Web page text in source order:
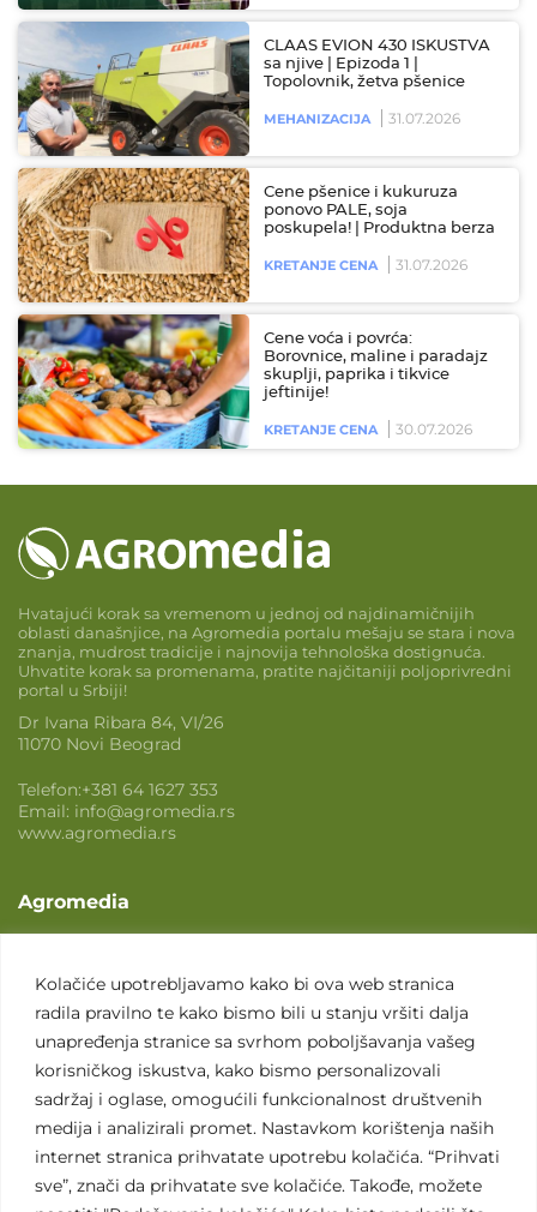
Kolačiće upotrebljavamo kako bi ova web stranica
radila pravilno te kako bismo bili u stanju vršiti dalja
unapređenja stranice sa svrhom poboljšavanja vašeg
korisničkog iskustva, kako bismo personalizovali
sadržaj i oglase, omogućili funkcionalnost društvenih
medija i analizirali promet. Nastavkom korištenja naših
internet stranica prihvatate upotrebu kolačića. “Prihvati
sve”, znači da prihvatate sve kolačiće. Takođe, možete
CLAAS EVION 430 ISKUSTVA
sa njive | Epizoda 1 |
Topolovnik, žetva pšenice
MEHANIZACIJA 31.07.2026
Cene pšenice i kukuruza
ponovo PALE, soja
poskupela! | Produktna berza
KRETANJE CENA 31.07.2026
Cene voća i povrća:
Borovnice, maline i paradajz
skuplji, paprika i tikvice
jeftinije!
KRETANJE CENA 30.07.2026
Hvatajući korak sa vremenom u jednoj od najdinamičnijih
oblasti današnjice, na Agromedia portalu mešaju se stara i nova
znanja, mudrost tradicije i najnovija tehnološka dostignuća.
Uhvatite korak sa promenama, pratite najčitaniji poljoprivredni
portal u Srbiji!
Dr Ivana Ribara 84, VI/26
11070 Novi Beograd
Telefon:+381 64 1627 353
Email: info@agromedia.rs
www.agromedia.rs
Agromedia
Svet poljoprivrede
Marketing usluge
Tražimo saradnike
Kontakt
Kontakt